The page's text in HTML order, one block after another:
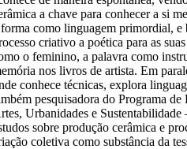
a chave para conhecer a si
como linguagem primordial, e
criativo a poética para as
o feminino, a palavra como
nos livros de artista. Em
conhece técnicas, explora
pesquisadora do Programa
Urbanidades e
sobre produção cerâmica e
coletiva como substância da